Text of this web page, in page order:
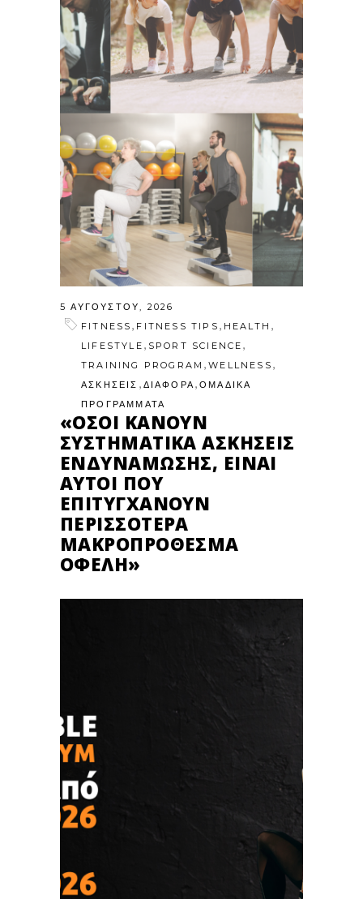
5 ΑΥΓΟΎΣΤΟΥ, 2026
FITNESS , FITNESS TIPS , HEALTH ,
LIFESTYLE , SPORT SCIENCE ,
TRAINING PROGRAM ,WELLNESS ,
ΑΣΚΗΣΕΙΣ , ΔΙΑΦΟΡΑ,ΟΜΑΔΙΚΑ
ΠΡΟΓΡΑΜΜΑΤΑ
«ΌΣΟΙ ΚΆΝΟΥΝ
ΣΥΣΤΗΜΑΤΙΚΆ ΑΣΚΉΣΕΙΣ
ΕΝΔΥΝΆΜΩΣΗΣ, ΕΊΝΑΙ
ΑΥΤΟΊ ΠΟΥ
ΕΠΙΤΥΓΧΆΝΟΥΝ
ΠΕΡΙΣΣΌΤΕΡΑ
ΜΑΚΡΟΠΡΌΘΕΣΜΑ
ΟΦΈΛΗ»